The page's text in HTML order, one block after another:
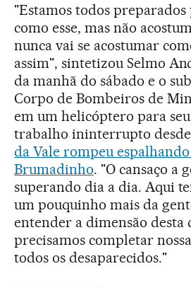
"Estamos todos
como esse, mas não
nunca vai se acostumar
assim", sintetizou Selmo
da manhã do sábado e o
Corpo de Bombeiros de
em um helicóptero para
trabalho ininterrupto
da Vale rompeu
Brumadinho. "O cansaço a
superando dia a dia. Aqui
um pouquinho mais da
entender a dimensão desta
precisamos completar
todos os desaparecidos."